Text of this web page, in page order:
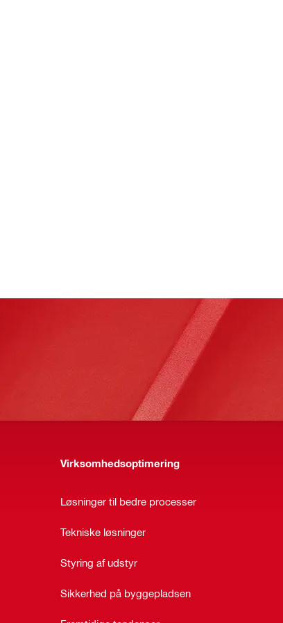
Virksomhedsoptimering
Løsninger til bedre processer
Tekniske løsninger
Styring af udstyr
Sikkerhed på byggepladsen